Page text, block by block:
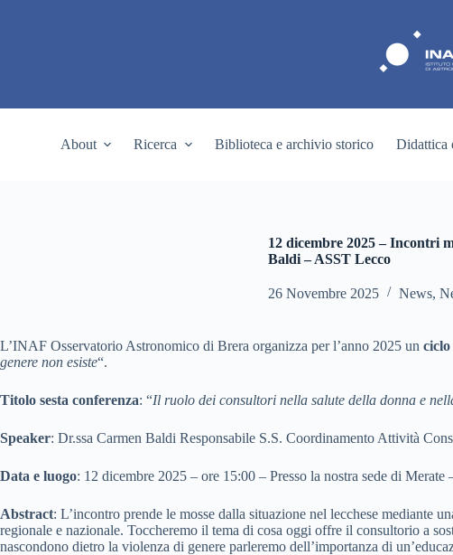
About Ricerca Biblioteca e archivio storico Didattica
12 dicembre 2025 – Incontri
Baldi – ASST Lecco
26 Novembre 2025 News,
L’INAF Osservatorio Astronomico di Brera organizza per l’anno 2025 un
genere non esiste“.
Titolo sesta conferenza: “Il ruolo dei consultori nella salute della donna e
Speaker: Dr.ssa Carmen Baldi Responsabile S.S. Coordinamento Attività
Data e luogo: 12 dicembre 2025 – ore 15:00 – Presso la nostra sede di
Abstract: L’incontro prende le mosse dalla situazione nel lecchese
regionale e nazionale. Toccheremo il tema di cosa oggi offre il consultorio a
nascondono dietro la violenza di genere parleremo dell’importanza di